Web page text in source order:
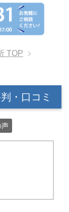
TOP
・口コミ
声